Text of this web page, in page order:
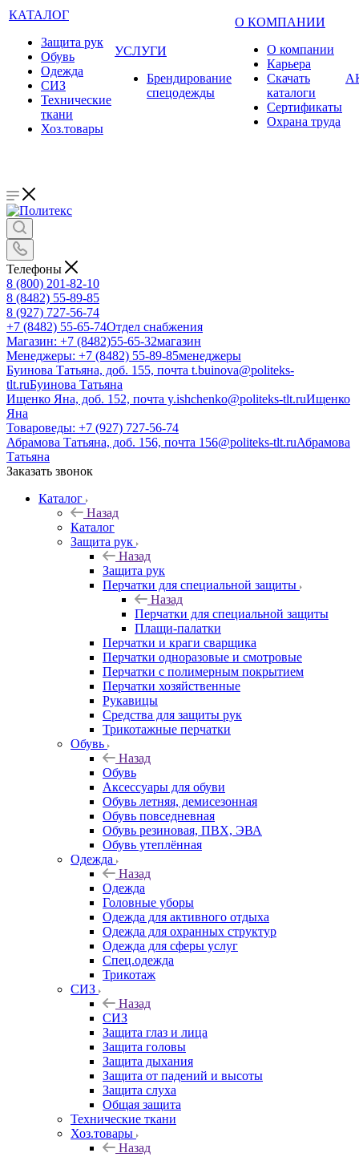
КАТАЛОГ
Защита рук
Обувь
Одежда
СИЗ
Технические
ткани
Хоз.товары
УСЛУГИ
Брендирование
спецодежды
О КОМПАНИИ
О компании
Карьера
Cкачать
каталоги
Сертификаты
Охрана труда
Телефоны
8 (800) 201-82-10
8 (8482) 55-89-85
8 (927) 727-56-74
+7 (8482) 55-65-74Отдел снабжения
Магазин: +7 (8482)55-65-32магазин
Менеджеры: +7 (8482) 55-89-85менеджеры
Буинова Татьяна, доб. 155, почта t.buinova@politeks-
tlt.ruБуинова Татьяна
Ищенко Яна, доб. 152, почта y.ishchenko@politeks-tlt.ruИщенко
Яна
Товароведы: +7 (927) 727-56-74
Абрамова Татьяна, доб. 156, почта 156@politeks-tlt.ruАбрамова
Татьяна
Заказать звонок
Каталог
Назад
Каталог
Защита рук
Назад
Защита рук
Перчатки для специальной защиты
Назад
Перчатки для специальной защиты
Плащи-палатки
Перчатки и краги сварщика
Перчатки одноразовые и смотровые
Перчатки с полимерным покрытием
Перчатки хозяйственные
Рукавицы
Средства для защиты рук
Трикотажные перчатки
Обувь
Назад
Обувь
Аксессуары для обуви
Обувь летняя, демисезонная
Обувь повседневная
Обувь резиновая, ПВХ, ЭВА
Обувь утеплённая
Одежда
Назад
Одежда
Головные уборы
Одежда для активного отдыха
Одежда для охранных структур
Одежда для сферы услуг
Спец.одежда
Трикотаж
СИЗ
Назад
СИЗ
Защита глаз и лица
Защита головы
Защита дыхания
Защита от падений и высоты
Защита слуха
Общая защита
Технические ткани
Хоз.товары
Назад